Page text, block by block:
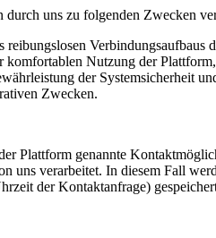
durch uns zu folgenden Zwecken
reibungslosen Verbindungsaufbaus
komfortablen Nutzung der Plattform,
der Systemsicherheit
Zwecken.
Plattform genannte
uns verarbeitet. In diesem Fall
der Kontaktanfrage)